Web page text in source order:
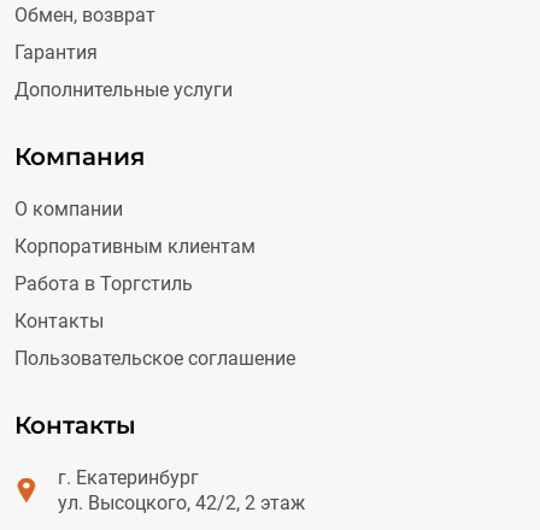
Обмен, возврат
Гарантия
Дополнительные услуги
Компания
О компании
Корпоративным клиентам
Работа в Торгстиль
Контакты
Пользовательское соглашение
Контакты
г. Екатеринбург
ул. Высоцкого, 42/2, 2 этаж